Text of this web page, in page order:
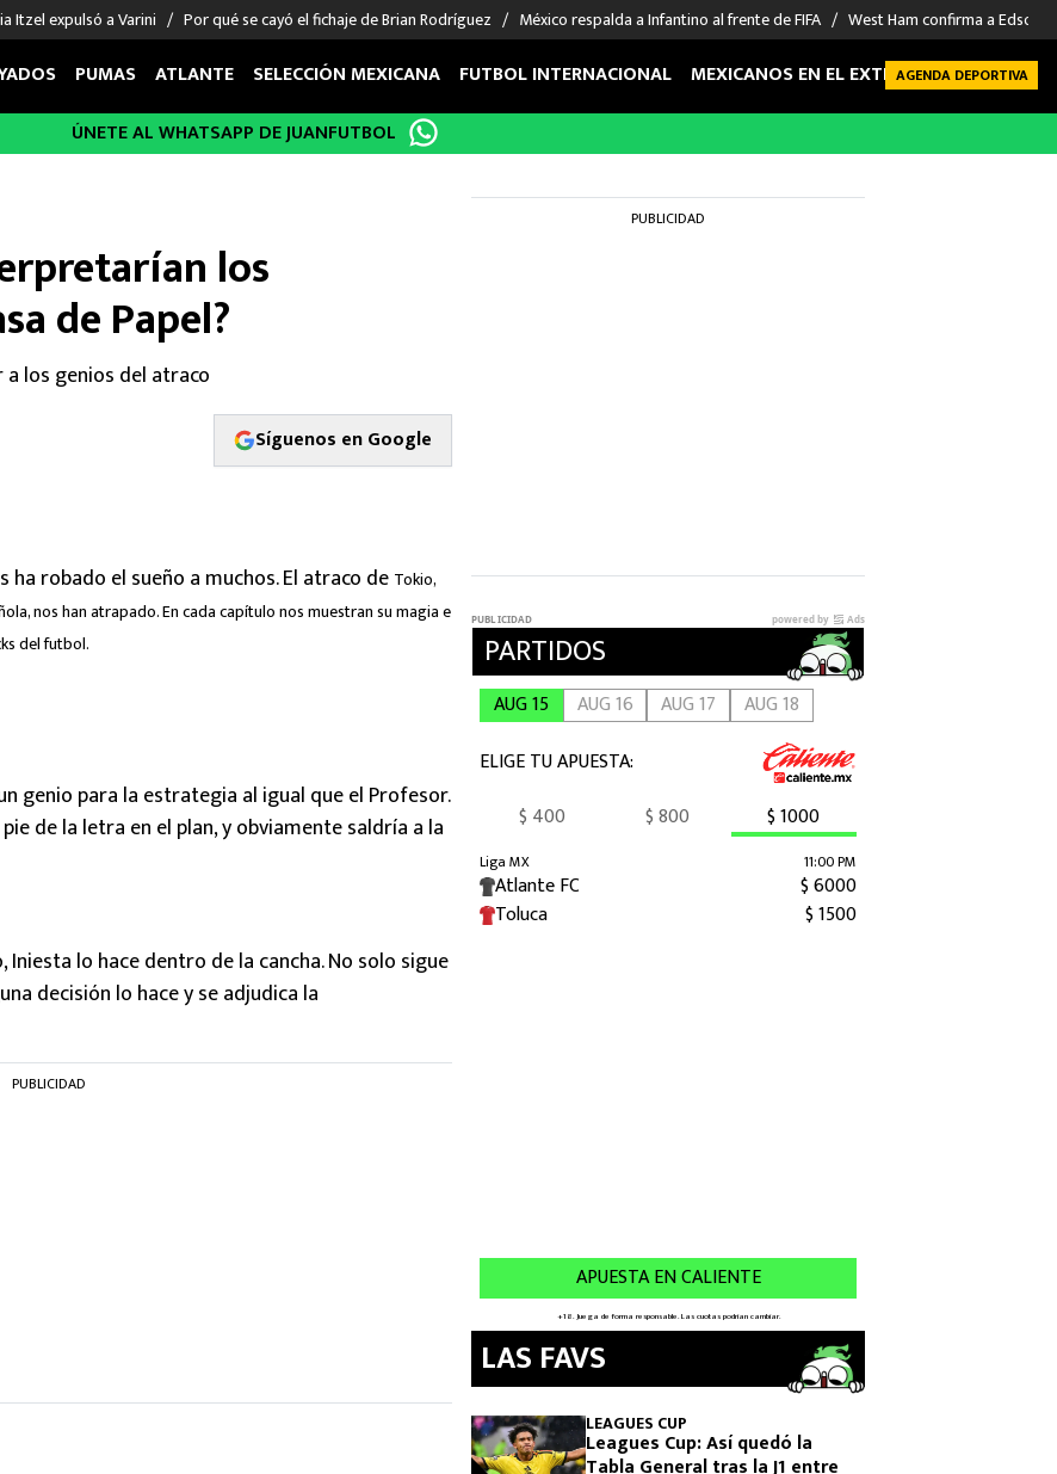
Itzel expulsó a Varini Por qué se cayó el fichaje de Brian Rodríguez México respalda a Infantino al frente de FIFA West Ham confirma a Edson
EN EL EXTRANJERO FIGURAS
Sergio Ramos
Giorgos Giakoumakis
André Jardine
DEPORTES
PUMAS ATLANTE SELECCIÓN MEXICANA FUTBOL INTERNACIONAL MEXICANOS EN EL EXTRANJERO FUTBOL
AGENDA DEPORTIVA
ÚNETE AL WHATSAPP DE JUANFUTBOL
los
de Papel?
los genios del atraco
Síguenos en Google
ha robado el sueño a muchos. El atraco de Tokio,
nos han atrapado. En cada capítulo nos muestran su magia e
del futbol.
genio para la estrategia al igual que el Profesor.
de la letra en el plan, y obviamente saldría a la
lo hace dentro de la cancha. No solo sigue
decisión lo hace y se adjudica la
PUBLICIDAD
PUBLICIDAD
LAS FAVS
LEAGUES CUP
Leagues Cup: Así quedó la
Tabla General tras la J1 entre